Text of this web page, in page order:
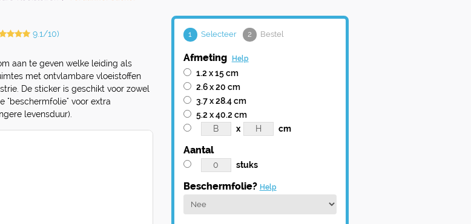
9.1/10)
aan te geven welke leiding als
met ontvlambare vloeistoffen
De sticker is geschikt voor zowel
"beschermfolie" voor extra
levensduur).
1 Selecteer 2 Bestel
Afmeting Help
1.2 x 15 cm
2.6 x 20 cm
3.7 x 28.4 cm
5.2 x 40.2 cm
x
cm
Aantal
stuks
Beschermfolie? Help